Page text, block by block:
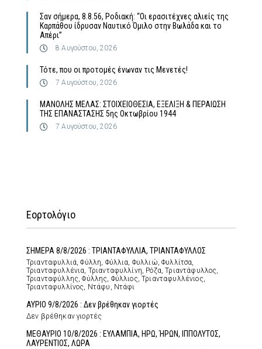
Σαν σήμερα, 8.8.56, Ροδιακή: “Οι ερασιτέχνες αλιείς της
Καρπάθου ίδρυσαν Ναυτικό Όμιλο στην Βωλάδα και το
Απέρι”
8 Αυγούστου, 2026
Τότε, που οι προτομές ένωναν τις Μενετές!
7 Αυγούστου, 2026
MΑΝΟΛΗΣ ΜΕΛΑΣ: ΣΤΟΙΧΕΙΟΘΕΣΙΑ, ΕΞΕΛΙΞΗ & ΠΕΡΑΙΩΣΗ
ΤΗΣ ΕΠΑΝΑΣΤΑΣΗΣ 5ης Οκτωβρίου 1944
7 Αυγούστου, 2026
Εορτολόγιο
ΣΗΜΕΡΑ 8/8/2026 : ΤΡΙΑΝΤΑΦΥΛΛΙΑ, ΤΡΙΑΝΤΑΦΥΛΛΟΣ
Τριανταφυλλιά, Φύλλη, Φύλλια, Φυλλιώ, Φυλλίτσα,
Τριανταφυλλένια, Τριανταφυλλίνη, Ρόζα, Τριαντάφυλλος,
Τριανταφύλλης, Φύλλης, Φύλλιος, Τριανταφυλλένιος,
Τριανταφυλλίνος, Ντάφυ, Ντάφι
ΑΥΡΙΟ 9/8/2026 : Δεν βρέθηκαν γιορτές
Δεν βρέθηκαν γιορτές
ΜΕΘΑΥΡΙΟ 10/8/2026 : ΕΥΛΑΜΠΙΑ, ΗΡΩ, ΉΡΩΝ, ΙΠΠΟΛΥΤΟΣ,
ΛΑΥΡΕΝΤΙΟΣ, ΛΩΡΑ